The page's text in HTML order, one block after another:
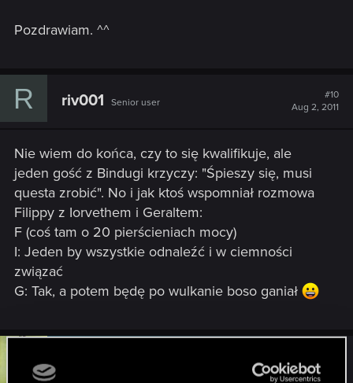
Pozdrawiam. ^^
R riv001 Senior user
#10
Aug 2, 2011
Nie wiem do końca, czy to się kwalifikuje, ale
jeden gość z Bindugi krzyczy: "Śpieszy się, musi
questa zrobić". No i jak ktoś wspomniał rozmowa
Filippy z Iorvethem i Geraltem:
F (coś tam o 20 pierścieniach mocy)
I: Jeden by wszystkie odnaleźć i w ciemności
związać
G: Tak, a potem będę po wulkanie boso ganiał
Aug 2, 2011